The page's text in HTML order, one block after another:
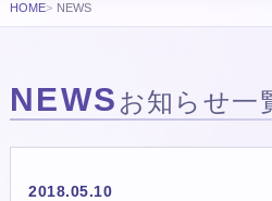
HOME NEWS
NEWS お知らせ一
2018.05.10